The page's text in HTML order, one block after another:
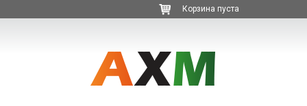
Корзина пуста